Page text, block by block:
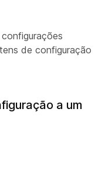
de configuração
a um